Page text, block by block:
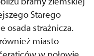
Starego
osada strażnicza.
miasto